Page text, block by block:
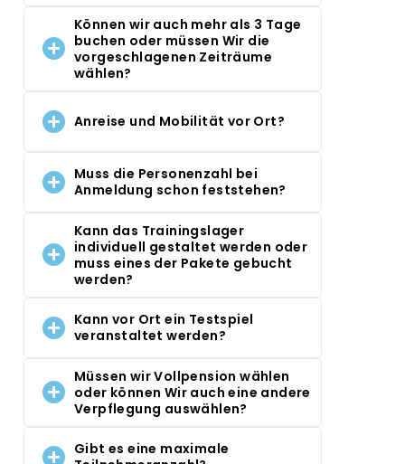
Können wir auch mehr als 3 Tage
buchen oder müssen Wir die
vorgeschlagenen Zeiträume
wählen?
Anreise und Mobilität vor Ort?
Muss die Personenzahl bei
Anmeldung schon feststehen?
Kann das Trainingslager
individuell gestaltet werden oder
muss eines der Pakete gebucht
werden?
Kann vor Ort ein Testspiel
veranstaltet werden?
Müssen wir Vollpension wählen
oder können Wir auch eine andere
Verpflegung auswählen?
Gibt es eine maximale